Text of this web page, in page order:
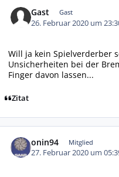
Gast Gast
26. Februar 2020 um
Will ja kein Spielverderber
Unsicherheiten bei der
Finger davon lassen...
Zitat
onin94 Mitglied
27. Februar 2020 um